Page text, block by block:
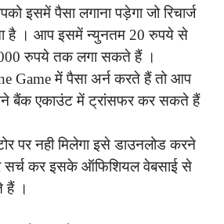
इसमें पैसा लगाना पड़ेगा जो रिचार्ज
है । आप इसमें न्युनतम 20 रुपये से
रुपये तक लगा सकते हैं ।
Game में पैसा अर्न करते हैं तो आप
बैंक एकाउंट में ट्रांसफर कर सकते हैं
पर नही मिलेगा इसे डाउनलोड करने
कर इसके ऑफिशियल वेबसाई से
हैं ।